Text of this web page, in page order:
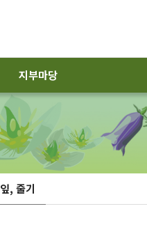
지부마당
잎, 줄기